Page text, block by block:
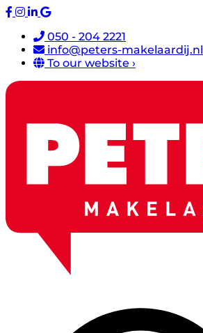
050 - 204 2221
info@peters-makelaardij.nl
To our website ›